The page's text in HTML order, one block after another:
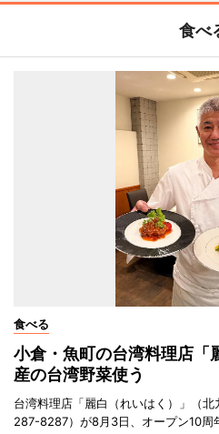
食べ
食べる
小倉・魚町の台湾料理店
産の台湾野菜使う
台湾料理店「麗白（れいはく）」（
287-8287）が8月3日、オープン10周